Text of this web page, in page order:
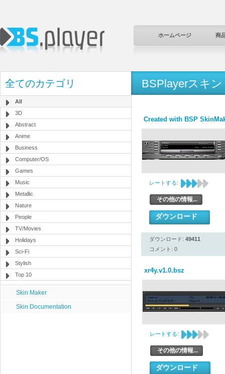
ホームページ 商
全てのカテゴリ
All
3D
Abstract
Anime
Business
Computer/OS
Games
Music
Metallic
Nature
People
TV/Movies
Holidays
Sci-Fi
Stylish
Top 10
Skin Maker
Skin Documentation
BSPlayerスキン
Created with BSP
レートする:
その他の情報...
ダウンロード
ダウンロード: 49411
コメント: 0
xr4y.v1.0.bsz
レートする:
その他の情報...
ダウンロード